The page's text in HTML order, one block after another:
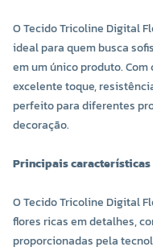
O Tecido Tricoline Digital
ideal para quem busca
em um único produto.
excelente toque,
perfeito para diferentes
decoração.
Principais características
O Tecido Tricoline Digital
flores ricas em detalhes,
proporcionadas pela